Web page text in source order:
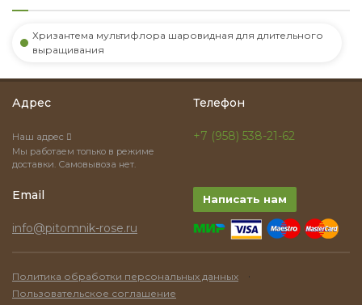
Хризантема мультифлора шаровидная для длительного
выращивания
Адрес
Наш адрес
Мы работаем только в режиме
доставки. Самовывоза нет.
Телефон
+7 (958) 538-21-62
Email
info@pitomnik-rose.ru
Написать нам
Политика обработки персональных данных ·
Пользовательское соглашение